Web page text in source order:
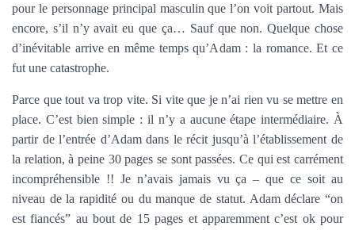
pour le personnage principal masculin que l’on voit partout. Mais
encore, s’il n’y avait eu que ça… Sauf que non. Quelque chose
d’inévitable arrive en même temps qu’Adam : la romance. Et ce
fut une catastrophe.
Parce que tout va trop vite. Si vite que je n’ai rien vu se mettre en
place. C’est bien simple : il n’y a aucune étape intermédiaire. À
partir de l’entrée d’Adam dans le récit jusqu’à l’établissement de
la relation, à peine 30 pages se sont passées. Ce qui est carrément
incompréhensible !! Je n’avais jamais vu ça – que ce soit au
niveau de la rapidité ou du manque de statut. Adam déclare “on
est fiancés” au bout de 15 pages et apparemment c’est ok pour